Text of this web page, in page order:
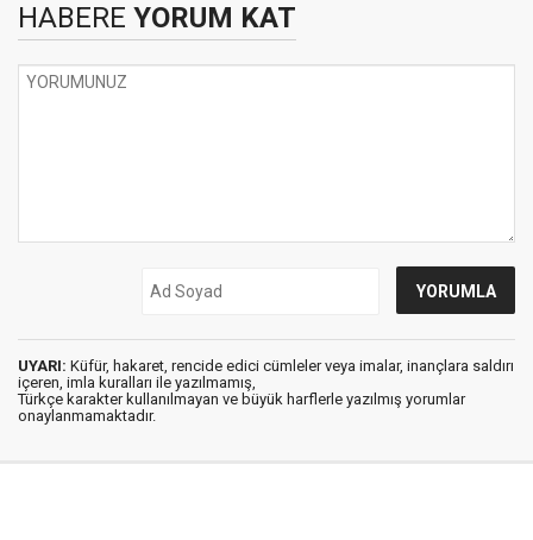
HABERE YORUM KAT
UYARI: Küfür, hakaret, rencide edici cümleler veya imalar, inançlara saldırı
içeren, imla kuralları ile yazılmamış,
Türkçe karakter kullanılmayan ve büyük harflerle yazılmış yorumlar
onaylanmamaktadır.